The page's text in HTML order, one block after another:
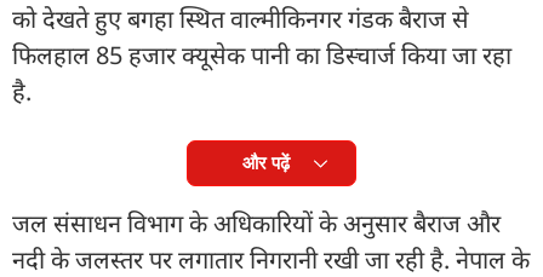
को देखते हुए बगहा स्थित वाल्मीकिनगर गंडक बैराज से
फिलहाल 85 हजार क्यूसेक पानी का डिस्चार्ज किया जा रहा
है.
और पढ़ें
जल संसाधन विभाग के अधिकारियों के अनुसार बैराज और
नदी के जलस्तर पर लगातार निगरानी रखी जा रही है. नेपाल के